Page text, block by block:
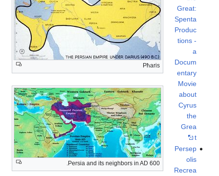
Pħaris
Persia and its neighbors in AD 600.
Great:
Spenta
Produc
tions -
a
Docum
entary
Movie
about
Cyrus
the
Grea
t
Persep
olis
Recrea